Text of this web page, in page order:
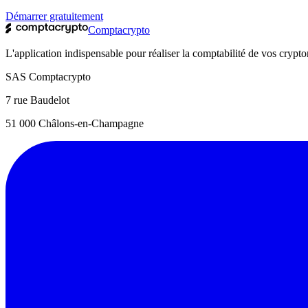
Démarrer gratuitement
Comptacrypto
L'application indispensable pour réaliser la comptabilité de vos
SAS Comptacrypto
7 rue Baudelot
51 000 Châlons-en-Champagne